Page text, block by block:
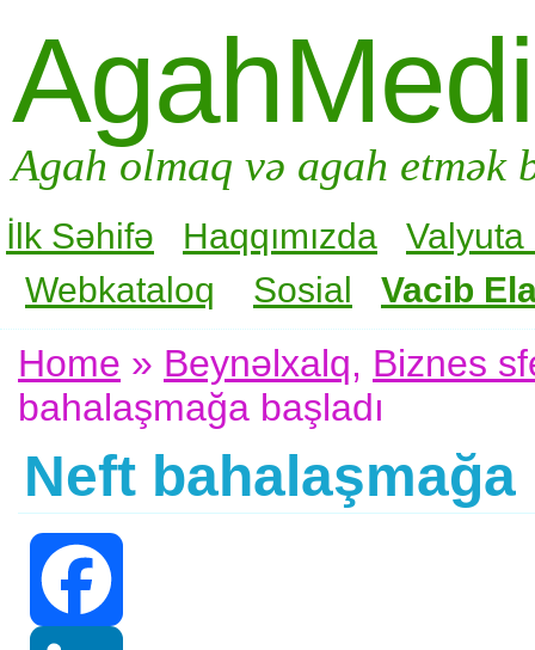
Agah olmaq və agah
İlk Səhifə Haqqımızda
Valyuta
Webkataloq
Sosial Vacib
Home » Beynəlxalq, Biznes
bahalaşmağa başladı
Neft bahalaşmağa